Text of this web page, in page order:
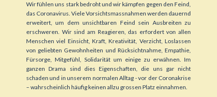
Wir fühlen uns stark bedroht und wir kämpfen gegen den Feind,
das Coronavirus. Viele Vorsichtsmassnahmen werden dauernd
erweitert, um dem unsichtbaren Feind sein Ausbreiten zu
erschweren. Wir sind am Reagieren, das erfordert von allen
Menschen viel Einsicht, Kraft, Kreativität, Verzicht, Loslassen
von geliebten Gewohnheiten und Rücksichtnahme, Empathie,
Fürsorge, Mitgefühl, Solidarität um einige zu erwähnen. Im
ganzen Drama sind dies Eigenschaften, die uns gar nicht
schaden und in unserem normalen Alltag - vor der Coronakrise
– wahrscheinlich häufig keinen allzu grossen Platz einnahmen.